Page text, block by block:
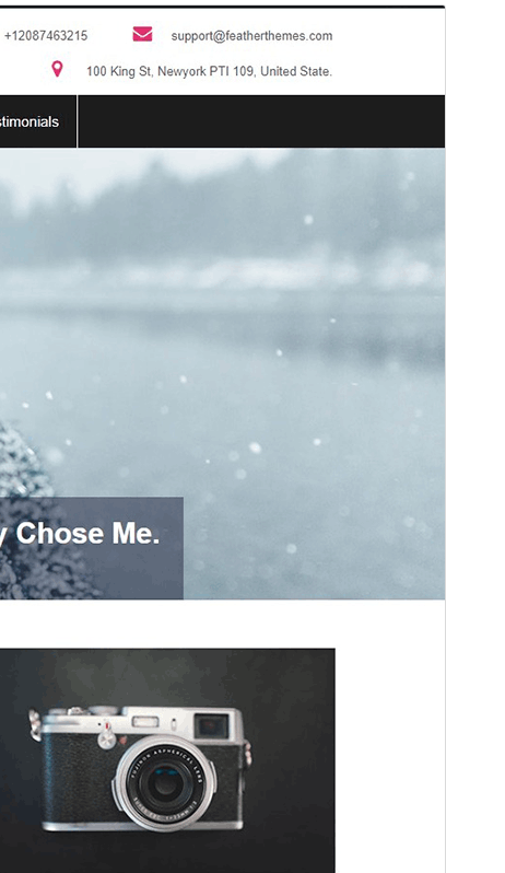
Download
Version
সর্বশেষ হালনাগাদ
এপ্রিল 11, 2026
সক্রিয় ইনস্টলেশনসমূহ
ওয়ার্ডপ্রেস সংস্করণ
4.0
থিম হোমপেজ